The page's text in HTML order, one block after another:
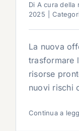
Di A cura della
2025
La nuova
trasformare
risorse
nuovi rischi
Continua a